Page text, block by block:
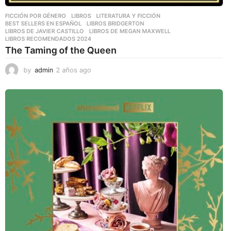
FICCIÓN POR GÉNERO ,LIBROS ,LITERATURA Y FICCIÓN
BEST SELLERS EN ESPAÑOL
,LIBROS BRIDGERTON
LIBROS DE JAVIER CASTILLO
,LIBROS DE MEGAN MAXWELL
LIBROS RECOMENDADOS 2024
The Taming of the Queen
by admin 2 años ago
ñ
s
o